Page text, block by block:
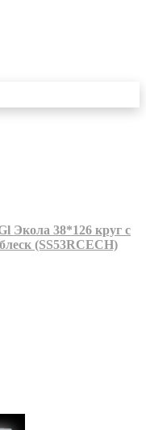
Экола 38*126 круг с
(SS53RCECH)